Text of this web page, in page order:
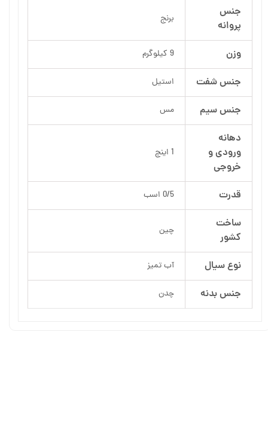
جنس
پروانه
برنج
وزن 9 کیلوگرم
جنس شفت استیل
جنس سیم مس
دهانه
ورودی و
خروجی
1 اینچ
قدرت 0/5 اسب
ساخت
کشور
چین
نوع سیال آب تمیز
جنس بدنه چدن